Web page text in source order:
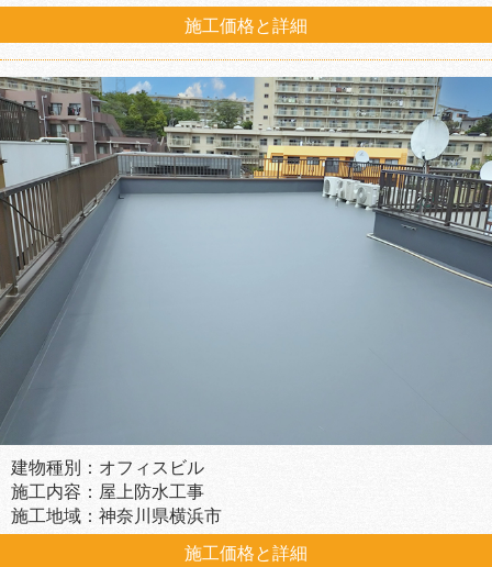
施工価格と詳細
建物種別：オフィスビル
施工内容：屋上防水工事
施工地域：神奈川県横浜市
施工価格と詳細